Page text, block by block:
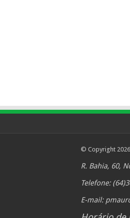
© Copyright
R. Bahia, 60,
Telefone:
E-mail: